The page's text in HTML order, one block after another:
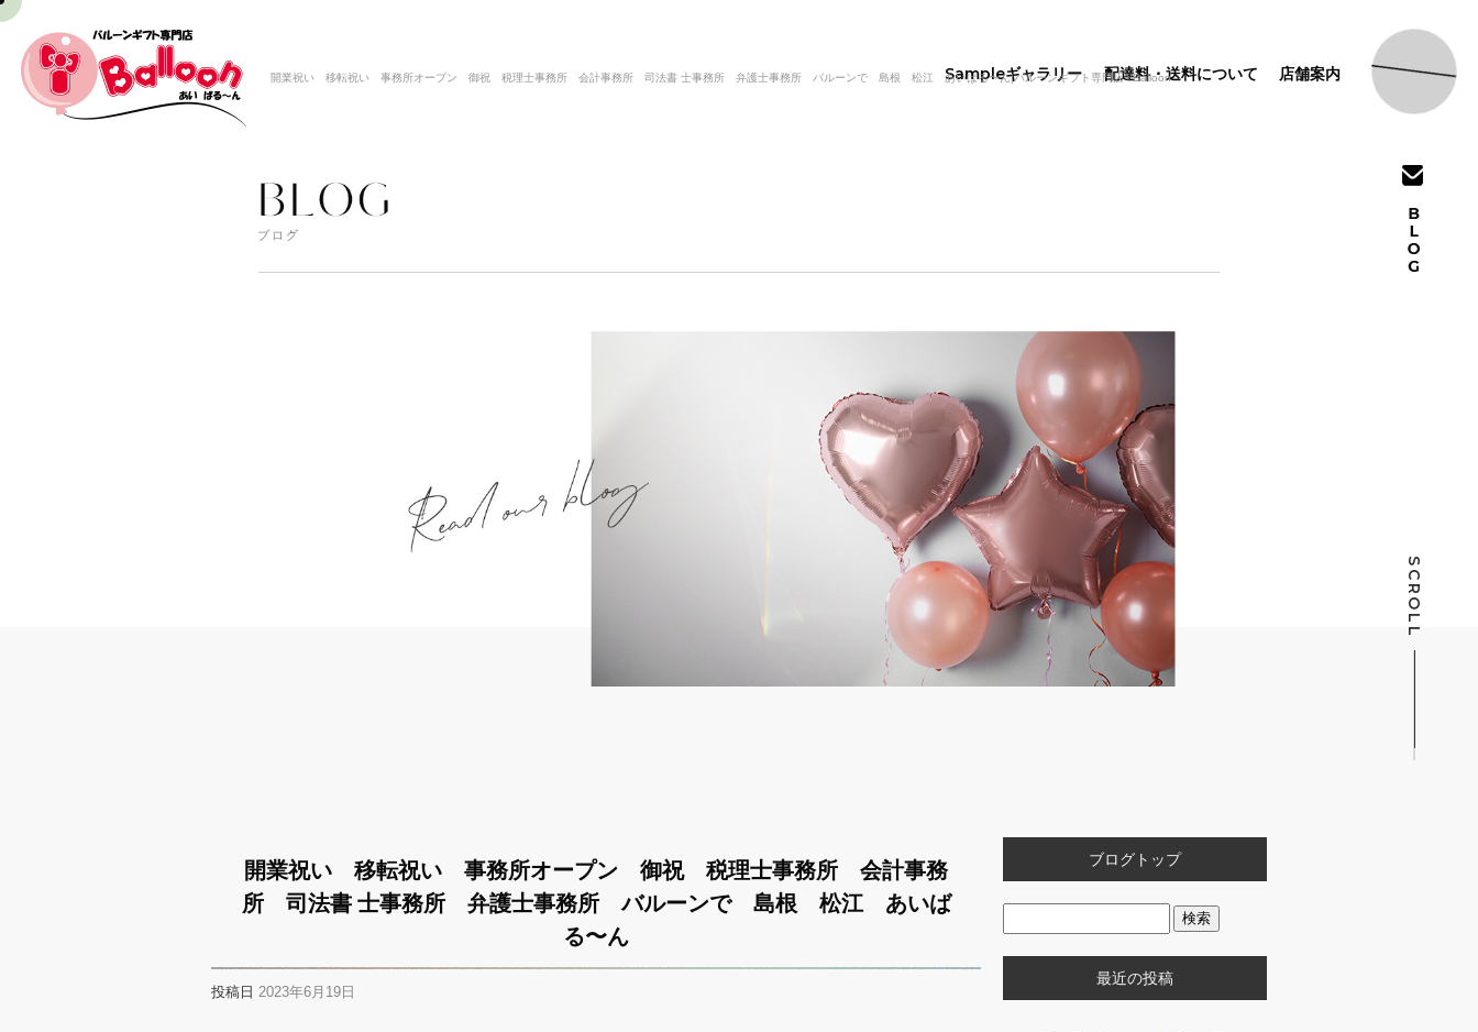
開業祝い 移転祝い 事務所オープン 御祝 税理士事務所 会計事務所 司法書 士事務所 弁護士事務所 バルーンで 島根 松江 あいばる〜ん|バルーンギフト専門店 i Balloon
Sampleギャラリー 配達料・送料について 店舗案内
SCROLL
開業祝い 移転祝い 事務所オープン 御祝 税理士事務所 会計事務
所 司法書 士事務所 弁護士事務所 バルーンで 島根 松江 あいば
る〜ん
投稿日 2023年6月19日
ブログトップ
最近の投稿